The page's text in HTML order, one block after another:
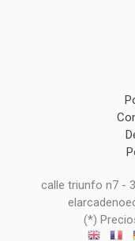
calle triunfo n7 -
(*)